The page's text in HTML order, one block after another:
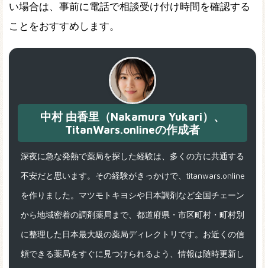
い場合は、事前に電話で相談受け付け時間を確認する
ことをおすすめします。
中村 由香里（Nakamura Yukari）、
TitanWars.onlineの作成者
深夜に急な発熱で薬局を探した経験は、多くの方に共通する
不安だと思います。その経験がきっかけで、titanwars.online
を作りました。マツモトキヨシや日本調剤など全国チェーン
から地域密着の調剤薬局まで、都道府県・市区町村・町村別
に整理した日本最大級の薬局ディレクトリです。お近くの信
頼できる薬局をすぐに見つけられるよう、情報は随時更新し